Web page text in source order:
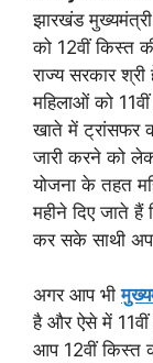
झारखंड
को 12वीं किस्त
राज्य सरकार
महिलाओं को
खाते में ट्रांसफर
जारी करने को
योजना के तहत
महीने दिए जाते
कर सके साथी
अगर आप भी
है और ऐसे में 11वीं
आप 12वीं किस्त